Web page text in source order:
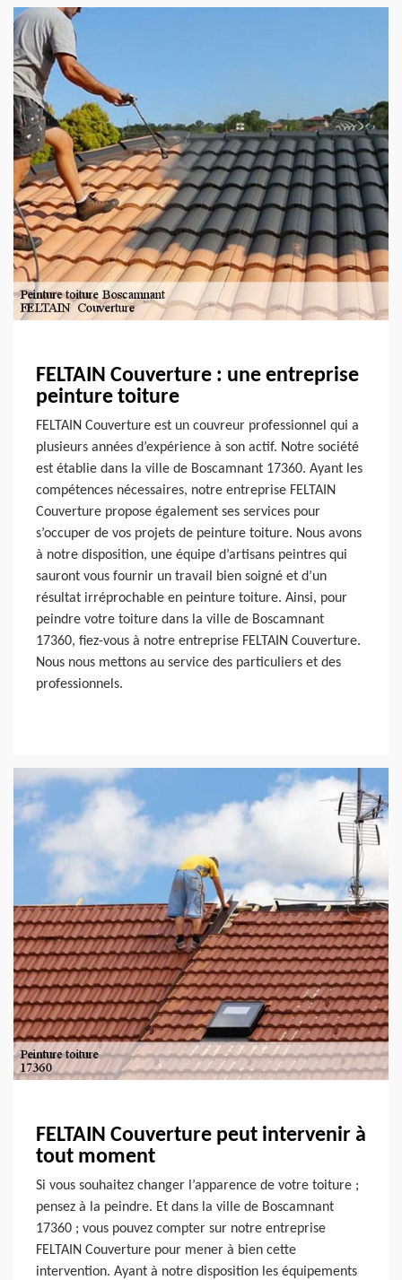
FELTAIN Couverture : une entreprise
peinture toiture
FELTAIN Couverture est un couvreur professionnel qui a
plusieurs années d’expérience à son actif. Notre société
est établie dans la ville de Boscamnant 17360. Ayant les
compétences nécessaires, notre entreprise FELTAIN
Couverture propose également ses services pour
s’occuper de vos projets de peinture toiture. Nous avons
à notre disposition, une équipe d’artisans peintres qui
sauront vous fournir un travail bien soigné et d’un
résultat irréprochable en peinture toiture. Ainsi, pour
peindre votre toiture dans la ville de Boscamnant
17360, fiez-vous à notre entreprise FELTAIN Couverture.
Nous nous mettons au service des particuliers et des
professionnels.
FELTAIN Couverture peut intervenir à
tout moment
Si vous souhaitez changer l’apparence de votre toiture ;
pensez à la peindre. Et dans la ville de Boscamnant
17360 ; vous pouvez compter sur notre entreprise
FELTAIN Couverture pour mener à bien cette
intervention. Ayant à notre disposition les équipements